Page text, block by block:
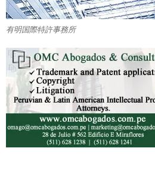
有明国際特許事務所